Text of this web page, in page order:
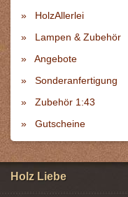
HolzAllerlei
Lampen & Zubehör
Angebote
Sonderanfertigung
Zubehör 1:43
Gutscheine
Holz Liebe